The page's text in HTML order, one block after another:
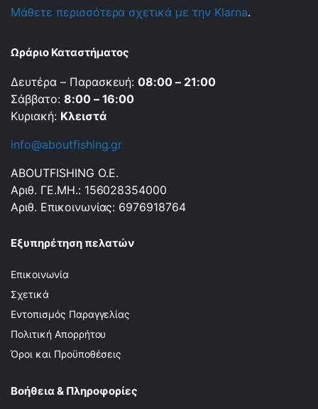
Μάθετε περισσότερα σχετικά με την Klarna.
Ωράριο Καταστήματος
Δευτέρα – Παρασκευή:08:00 – 21:00
Σάββατο: 8:00 – 16:00
Κυριακή: Κλειστά
info@aboutfishing.gr
ABOUTFISHING Ο.Ε.
Αριθ. ΓΕ.ΜΗ.: 156028354000
Αριθ. Επικοινωνίας: 6976918764
Εξυπηρέτηση πελατών
Επικοινωνία
Σχετικά
Εντοπισμός Παραγγελίας
Πολιτική Απορρήτου
Όροι και Προϋποθέσεις
Βοήθεια & Πληροφορίες